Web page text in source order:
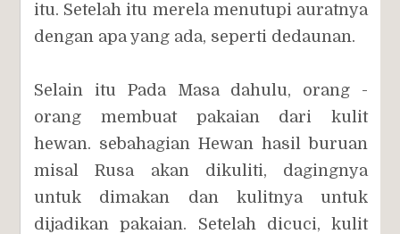
itu. Setelah itu merela menutupi auratnya
dengan apa yang ada, seperti dedaunan.
Selain itu Pada Masa dahulu, orang -
orang membuat pakaian dari kulit
hewan. sebahagian Hewan hasil buruan
misal Rusa akan dikuliti, dagingnya
untuk dimakan dan kulitnya untuk
dijadikan pakaian. Setelah dicuci, kulit